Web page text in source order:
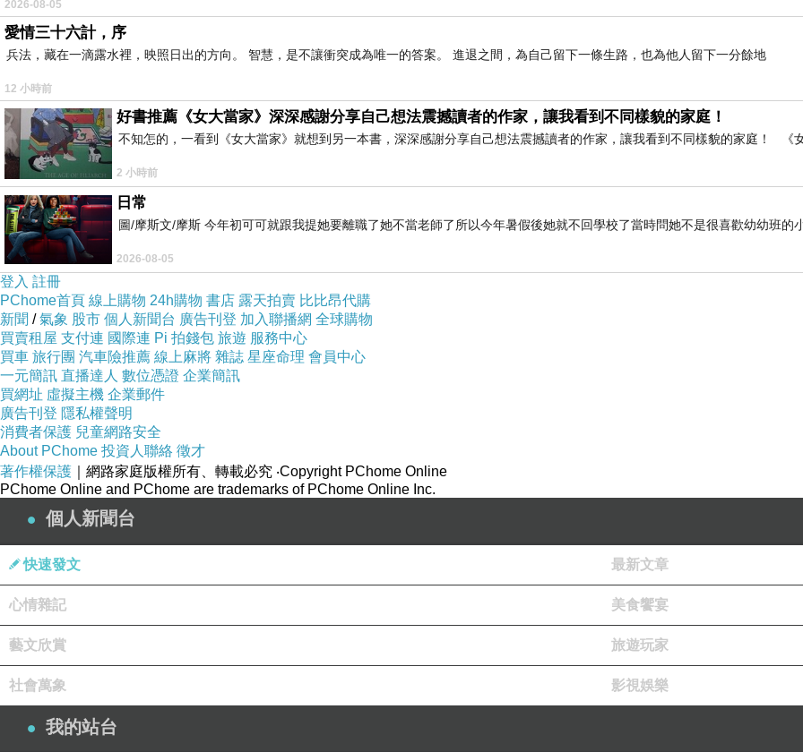
三十年前1988年在臺灣講獨立音樂(independent music，簡稱indie music)，恐怕沒多少人知道那
力，這從當時英、美的排行生態就可窺見。
那一年我們臺灣也有一家唱片公司致力於推行獨立音樂(indie music)，就是水晶唱片，在那個時候逛
完全都沒聽過那些歌手、樂團的名字，貿然花錢買回家聽又怕踩到地雷，不過對那些卡帶一直感到非常
播放的音樂大多是依照流行排行去介紹，資訊大同小異，所幸那一年中廣青春網開播，比較願意介紹不
單元，沒記錯的話叫〈新音樂時間〉，來賓是程港輝，剛開始聽這種音樂並不習慣，但不排斥，反而覺
開場曲是The Smiths的'A Rush and a Push and the Land Is Ours'，只要這首歌的intro一出現，我就知
政治細胞發達的人看到獨立音樂的「獨立」二字，搞不好會有政治聯想，其實獨立音樂就是獨立廠牌
作的音樂，獨立廠牌不會過份干涉旗下藝人的創作，著重原創性，也樂於從事不同的嘗試，因此音樂就
有別於主流，有些製作出版的唱片還頗受歡迎，打入流行排行，主流大公司嗅到商機，開始尋找有潛力
歡迎的樂團和歌手，這時主流和非主流的界線愈來愈模糊，獨立非主流音樂打入流行榜，主流商業大公
國外的獨立音樂已存在數十年，並蓬勃發展，但在臺灣仍猶如嬰兒走路，跌跌撞撞，經營相當辛苦
望我們臺灣有愈來愈多人注意這類型的音樂。
視為呼應1987年M|A|R|R|S的經典'Pump Up the Volume'。
2026-08-05
愛情三十六計，序
兵法，藏在一滴露水裡，映照日出的方向。 智慧，是不讓衝突成為唯一的答案。 進退之間，為自己留下一條生路，也為他人留下一分餘地
12 小時前
好書推薦《女大當家》深深感謝分享自己想法震撼讀者的作家，讓我看到不同樣貌的家庭！
不知怎的，一看到《女大當家》就想到另一本書，深深感謝分享自己想法震撼讀者的作家，讓我看到不同樣貌的家庭！ 《
2 小時前
日常
圖/摩斯文/摩斯 今年初可可就跟我提她要離職了她不當老師了所以今年暑假後她就不回學校了當時問她不是很喜歡幼幼班的
2026-08-05
登入 註冊
PChome首頁 線上購物 24h購物 書店 露天拍賣 比比昂代購
新聞 /氣象 股市 個人新聞台 廣告刊登 加入聯播網 全球購物
買賣租屋 支付連 國際連 Pi 拍錢包 旅遊 服務中心
買車 旅行團 汽車險推薦 線上麻將 雜誌 星座命理 會員中心
一元簡訊 直播達人 數位憑證 企業簡訊
買網址 虛擬主機 企業郵件
廣告刊登 隱私權聲明
消費者保護 兒童網路安全
About PChome 投資人聯絡 徵才
著作權保護 ｜網路家庭版權所有、轉載必究 ‧Copyright PChome Online
PChome Online and PChome are trademarks of PChome Online Inc.
個人新聞台
快速發文 最新文章
心情雜記 美食饗宴
藝文欣賞 旅遊玩家
社會萬象 影視娛樂
我的站台